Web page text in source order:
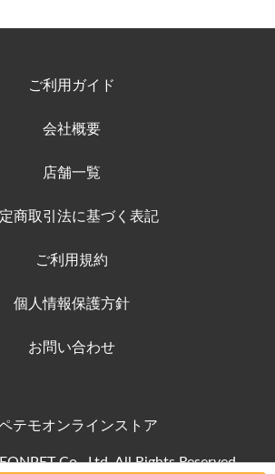
ご利用ガイド
会社概要
店舗一覧
商取引法に基づく表記
ご利用規約
個人情報保護方針
お問い合わせ
テモオンラインストア
Co., Ltd. All Rights Reserved.